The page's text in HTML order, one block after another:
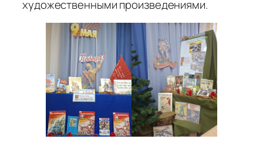
художественными произведениями.